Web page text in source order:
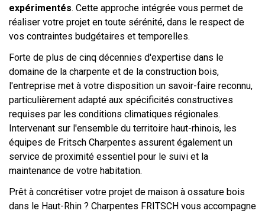
expérimentés. Cette approche intégrée vous permet de
réaliser votre projet en toute sérénité, dans le respect de
vos contraintes budgétaires et temporelles.
Forte de plus de cinq décennies d'expertise dans le
domaine de la charpente et de la construction bois,
l'entreprise met à votre disposition un savoir-faire reconnu,
particulièrement adapté aux spécificités constructives
requises par les conditions climatiques régionales.
Intervenant sur l'ensemble du territoire haut-rhinois, les
équipes de Fritsch Charpentes assurent également un
service de proximité essentiel pour le suivi et la
maintenance de votre habitation.
Prêt à concrétiser votre projet de maison à ossature bois
dans le Haut-Rhin ? Charpentes FRITSCH vous accompagne